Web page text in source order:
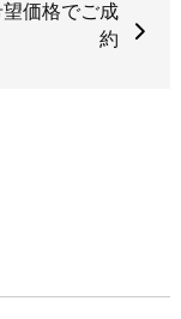
望価格でご成
約